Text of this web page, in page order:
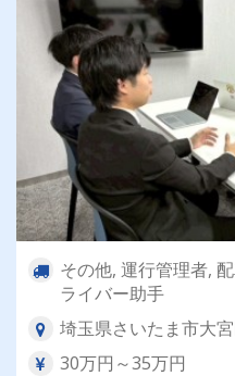
その他, 運行管理者,
ライバー助手
埼玉県さいたま市大
30万円～35万円